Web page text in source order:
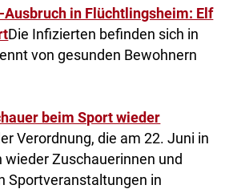
in Flüchtlingsheim: Elf
Die Infizierten befinden sich in
von gesunden Bewohnern
beim Sport wieder
Verordnung, die am 22. Juni in
Zuschauerinnen und
Sportveranstaltungen in